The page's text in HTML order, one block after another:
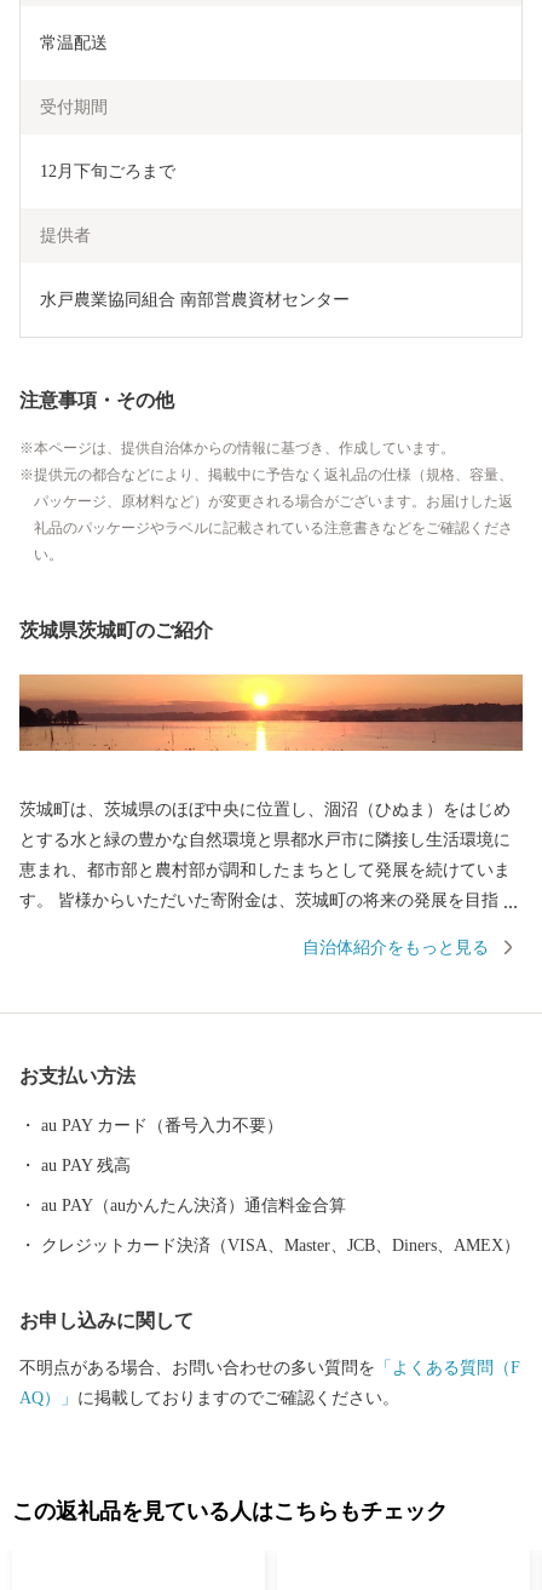
常温配送
受付期間
12月下旬ごろまで
提供者
水戸農業協同組合 南部営農資材センター
注意事項・その他
本ページは、提供自治体からの情報に基づき、作成しています。
提供元の都合などにより、掲載中に予告なく返礼品の仕様（規格、容量、
パッケージ、原材料など）が変更される場合がございます。お届けした返
礼品のパッケージやラベルに記載されている注意書きなどをご確認くださ
い。
茨城県茨城町のご紹介
茨城町は、茨城県のほぼ中央に位置し、涸沼（ひぬま）をはじめ
とする水と緑の豊かな自然環境と県都水戸市に隣接し生活環境に
恵まれ、都市部と農村部が調和したまちとして発展を続けていま
す。 皆様からいただいた寄附金は、茨城町の将来の発展を目指
る「美しい自然を守る」ことやその原動力となる「ひとづくり」
自治体紹介をもっと見る
お支払い方法
au PAY カード（番号入力不要）
au PAY 残高
au PAY（auかんたん決済）通信料金合算
クレジットカード決済（VISA、Master、JCB、Diners、AMEX）
お申し込みに関して
不明点がある場合、お問い合わせの多い質問を 「よくある質問（F
AQ）」 に掲載しておりますのでご確認ください。
この返礼品を見ている人はこちらもチェック